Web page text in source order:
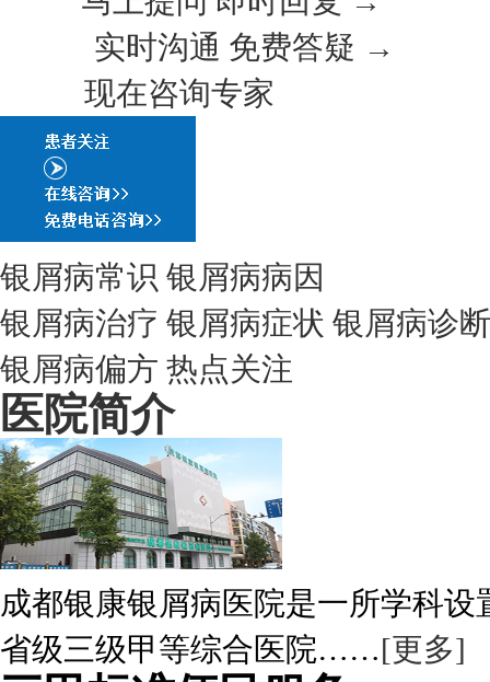
实时沟通 免费答疑 →
现在咨询专家
银屑病常识 银屑病病因
银屑病治疗 银屑病症状 银屑病诊断
银屑病偏方 热点关注
医院简介
成都银康银屑病医院是一所学科
省级三级甲等综合医院……[更多]